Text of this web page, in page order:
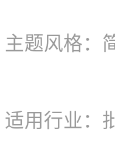
主题风格：
适用行业：